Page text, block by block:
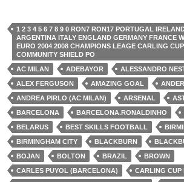
1 2 3 4 5 6 7 8 9 0 RON7 RON17 PORTUGAL
ARGENTINA ITALY ENGLAND GERMANY FRANCE
EURO 2004 2008 CHAMPIONS LEAGE CARLING
COMMUNITY SHIELD PO
AC MILAN
ADEBAYOR
ALESSANDRO
ALEX FERGUSON
AMAZING GOAL
ANDREA PIRLO (AC MILAN)
ARSENAL
BARCELONA
BARCELONA.RONALDINHO
BELARUS
BEST SKILLS FOOTBALL
BIRMINGHAM CITY
BLACKBURN
BOJAN
BOLTON BRAZIL
BROWN
CARLES PUYOL (BARCELONA)
CARLING CUP